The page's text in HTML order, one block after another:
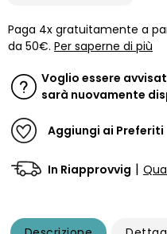
Paga 4x gratuitamente a
da 50€. Per saperne di più
Voglio essere
sarà nuovamente
Aggiungi ai Preferiti
In Riapprovvig |